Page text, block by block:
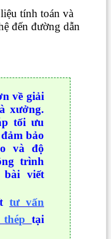
tính toán và
đến đường dẫn
về giải
xưởng.
tối ưu
bảo
và độ
trình
bài viết
tư vấn
tại